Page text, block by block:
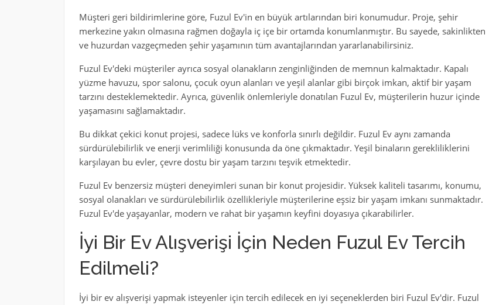
Müşteri geri bildirimlerine göre, Fuzul Ev'in en büyük artılarından biri konumudur. Proje, şehir
merkezine yakın olmasına rağmen doğayla iç içe bir ortamda konumlanmıştır. Bu sayede, sakinlikten
ve huzurdan vazgeçmeden şehir yaşamının tüm avantajlarından yararlanabilirsiniz.
Fuzul Ev'deki müşteriler ayrıca sosyal olanakların zenginliğinden de memnun kalmaktadır. Kapalı
yüzme havuzu, spor salonu, çocuk oyun alanları ve yeşil alanlar gibi birçok imkan, aktif bir yaşam
tarzını desteklemektedir. Ayrıca, güvenlik önlemleriyle donatılan Fuzul Ev, müşterilerin huzur içinde
yaşamasını sağlamaktadır.
Bu dikkat çekici konut projesi, sadece lüks ve konforla sınırlı değildir. Fuzul Ev aynı zamanda
sürdürülebilirlik ve enerji verimliliği konusunda da öne çıkmaktadır. Yeşil binaların gerekliliklerini
karşılayan bu evler, çevre dostu bir yaşam tarzını teşvik etmektedir.
Fuzul Ev benzersiz müşteri deneyimleri sunan bir konut projesidir. Yüksek kaliteli tasarımı, konumu,
sosyal olanakları ve sürdürülebilirlik özellikleriyle müşterilerine eşsiz bir yaşam imkanı sunmaktadır.
Fuzul Ev'de yaşayanlar, modern ve rahat bir yaşamın keyfini doyasıya çıkarabilirler.
İyi Bir Ev Alışverişi İçin Neden Fuzul Ev Tercih
Edilmeli?
İyi bir ev alışverişi yapmak isteyenler için tercih edilecek en iyi seçeneklerden biri Fuzul Ev'dir. Fuzul